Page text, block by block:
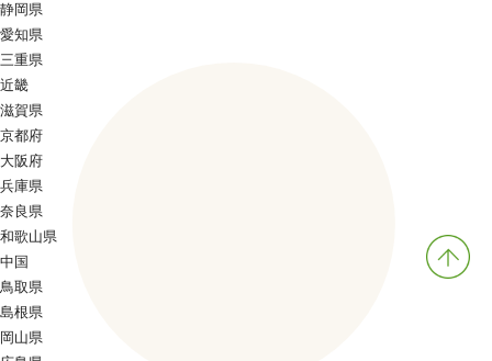
静岡県
愛知県
三重県
近畿
滋賀県
京都府
大阪府
兵庫県
奈良県
和歌山県
中国
鳥取県
島根県
岡山県